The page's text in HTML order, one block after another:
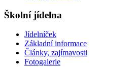
Školní jídelna
Jídelníček
Základní informace
Články, zajímavosti
Fotogalerie